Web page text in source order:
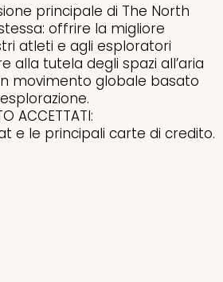
principale di The North
offrire la migliore
atleti e agli esploratori
alla tutela degli spazi all’aria
movimento globale basato
ACCETTATI:
e le principali carte di credito.